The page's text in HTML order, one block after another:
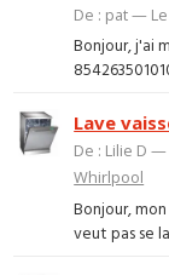
De : pat —
Bonjour, j'ai
Lave
De : Lilie D
Whirlpool
Bonjour,
veut pas se